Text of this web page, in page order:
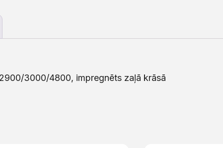
3000/4800, impregnēts zaļā krāsā